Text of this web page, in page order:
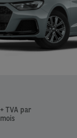
+ TVA par
mois